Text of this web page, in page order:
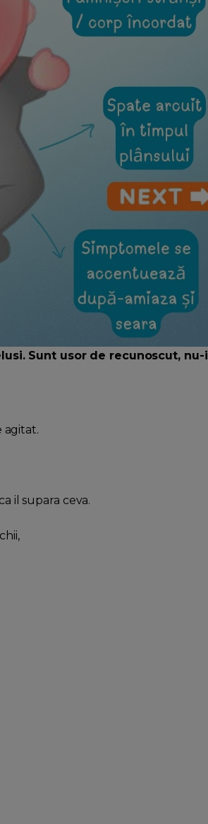
Sunt usor de recunoscut, nu-i
agitat.
il supara ceva.